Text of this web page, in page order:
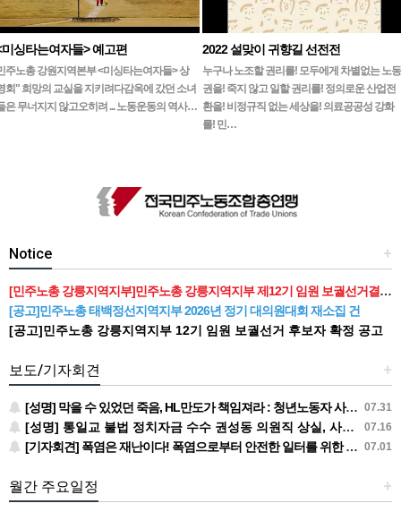
미싱타는여자들> 예고편
주노총 강원지역본부 <미싱타는여자들> 상
회" 희망의 교실을 지키려다감옥에 갔던 소녀
은 무너지지 않고오히려 ... 노동운동의 역사…
2022 설맞이 귀향길 선전전
누구나 노조할 권리를! 모두에게 차별없는 노동
권을! 죽지 않고 일할 권리를! 정의로운 산업전
환을! 비정규직 없는 세상을! 의료공공성 강화
를! 민…
+
Notice
[민주노총 강릉지역지부]민주노총 강릉지역지부 제12기 임원 보궐선거결과 공고
[공고]민주노총 태백정선지역지부 2026년 정기 대의원대회 재소집 건
[공고]민주노총 강릉지역지부 12기 임원 보궐선거 후보자 확정 공고
+
보도/기자회견
07.31
[성명] 막을 수 있었던 죽음, HL만도가 책임져라 : 청년노동자 사망사고의 철저한 진상규명과 재발방지 대책 마련하라
07.16
[성명] 통일교 불법 정치자금 수수 권성동 의원직 상실, 사필귀정이다
07.01
[기자회견] 폭염은 재난이다! 폭염으로부터 안전한 일터를 위한 민주노총 강원지역본부 폭염감시단 선포 기자회견
+
월간 주요일정